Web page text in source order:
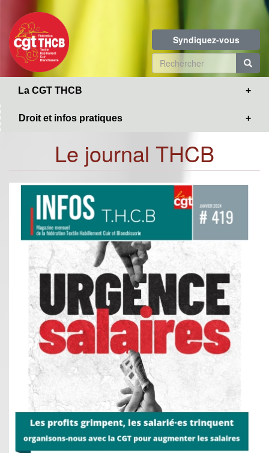
contenu
principal
Syndiquez-vous
Formulaire
de
La CGT THCB
Droit et infos pratiques
Le journal THCB